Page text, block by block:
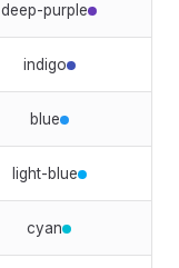
deep-purple
indigo
blue
light-blue
cyan